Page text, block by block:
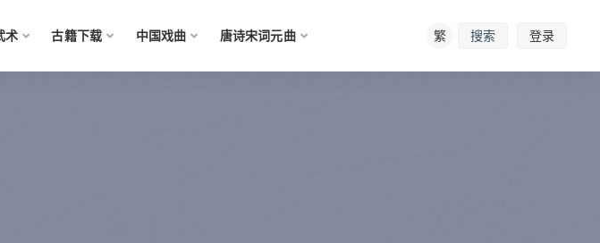
术 古籍下载 中国戏曲 唐诗宋词元曲 繁 搜索 登录